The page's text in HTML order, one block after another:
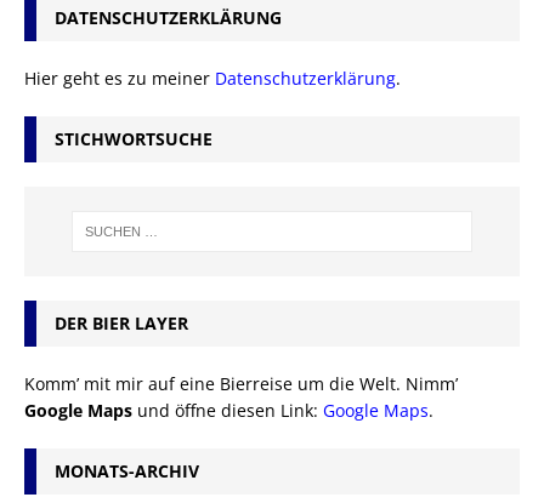
DATENSCHUTZERKLÄRUNG
Hier geht es zu meiner Datenschutzerklärung.
STICHWORTSUCHE
DER BIER LAYER
Komm’ mit mir auf eine Bierreise um die Welt. Nimm’
Google Maps und öffne diesen Link: Google Maps.
MONATS-ARCHIV